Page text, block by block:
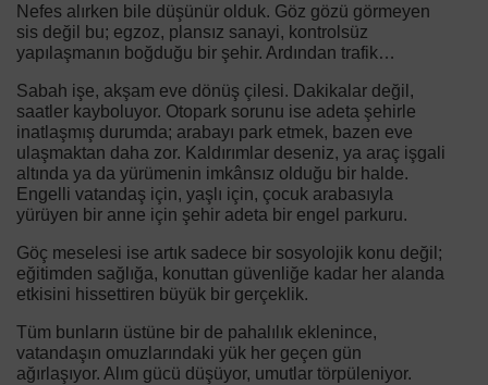
Nefes alırken bile düşünür olduk. Göz gözü görmeyen
sis değil bu; egzoz, plansız sanayi, kontrolsüz
yapılaşmanın boğduğu bir şehir. Ardından trafik…
Sabah işe, akşam eve dönüş çilesi. Dakikalar değil,
saatler kayboluyor. Otopark sorunu ise adeta şehirle
inatlaşmış durumda; arabayı park etmek, bazen eve
ulaşmaktan daha zor. Kaldırımlar deseniz, ya araç işgali
altında ya da yürümenin imkânsız olduğu bir halde.
Engelli vatandaş için, yaşlı için, çocuk arabasıyla
yürüyen bir anne için şehir adeta bir engel parkuru.
Göç meselesi ise artık sadece bir sosyolojik konu değil;
eğitimden sağlığa, konuttan güvenliğe kadar her alanda
etkisini hissettiren büyük bir gerçeklik.
Tüm bunların üstüne bir de pahalılık eklenince,
vatandaşın omuzlarındaki yük her geçen gün
ağırlaşıyor. Alım gücü düşüyor, umutlar törpüleniyor.